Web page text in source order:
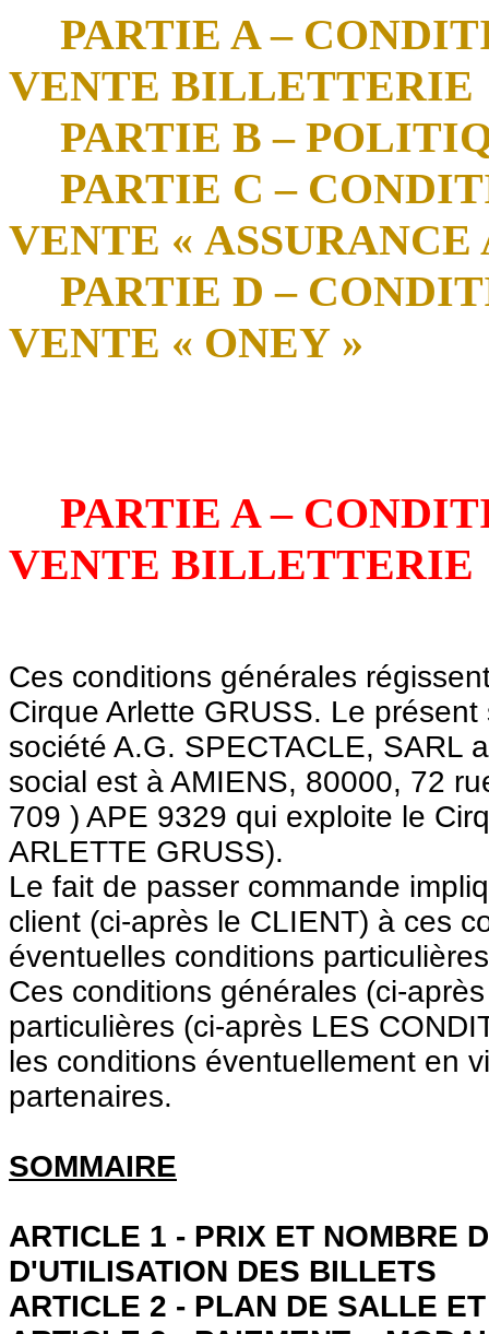
PARTIE A –
VENTE BILLETTERIE
PARTIE B –
PARTIE C –
VENTE «
PARTIE D –
VENTE « ONEY »
PARTIE A –
VENTE BILLETTERIE
Ces conditions générales
Cirque Arlette GRUSS. Le
société A.G. SPECTACLE, SARL
social est à AMIENS, 80000, 72
709 ) APE 9329 qui exploite le
ARLETTE GRUSS).
Le fait de passer commande
client (ci-après le CLIENT) à ces
éventuelles conditions
Ces conditions générales (ci-
particulières (ci-après LES
les conditions éventuellement en
partenaires.
SOMMAIRE
ARTICLE 1 - PRIX ET NOMBRE
D'UTILISATION DES BILLETS
ARTICLE 2 - PLAN DE SALLE